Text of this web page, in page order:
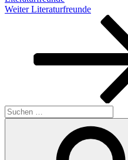
Nächster
Weiter Literaturfreunde
Suchen
nach: